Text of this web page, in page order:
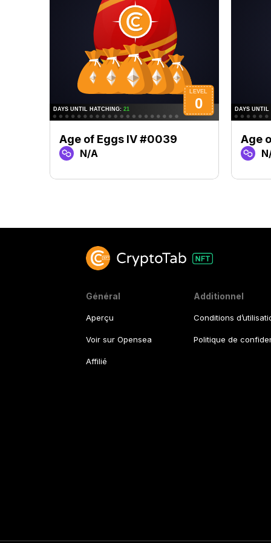
Age of Eggs IV #0039
N/A
Age
Général
Aperçu
Voir sur Opensea
Affilié
Additionnel
Conditions
Politique de